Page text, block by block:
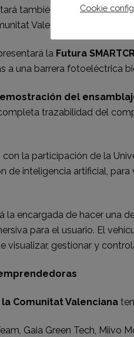
también son diferentes
Valenciana.
la Futura
a una barrera fotoeléctrica
del
trazabilidad del
la participación de la
de inteligencia artificial,
la encargada de hacer una
para el usuario. El
visualizar, gestionar y
Comunitat Valenciana
Gaia Green Tech, Miivo
Cookie